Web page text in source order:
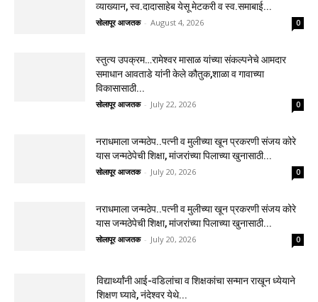
व्याख्यान, स्व.दादासाहेब येसू मेटकरी व स्व.समाबाई...
सोलापूर आजतक - August 4, 2026 0
स्तुत्य उपक्रम…रामेश्वर मासाळ यांच्या संकल्पनेचे आमदार
समाधान आवताडे यांनी केले कौतुक,शाळा व गावाच्या
विकासासाठी...
सोलापूर आजतक - July 22, 2026 0
नराधमाला जन्मठेप..पत्नी व मुलीच्या खून प्रकरणी संजय कोरे
यास जन्मठेपेची शिक्षा, मांजरांच्या पिलाच्या खुनासाठी...
सोलापूर आजतक - July 20, 2026 0
नराधमाला जन्मठेप..पत्नी व मुलीच्या खून प्रकरणी संजय कोरे
यास जन्मठेपेची शिक्षा, मांजरांच्या पिलाच्या खुनासाठी...
सोलापूर आजतक - July 20, 2026 0
विद्यार्थ्यांनी आई-वडिलांचा व शिक्षकांचा सन्मान राखून ध्येयाने
शिक्षण घ्यावे, नंदेश्वर येथे...